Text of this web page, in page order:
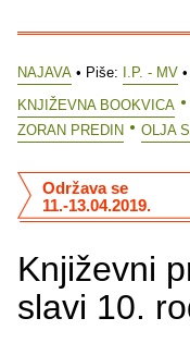
NAJAVA • Piše: I.P. - MV
KNJIŽEVNA BOOKVICA
ZORAN PREDIN
OLJA
Književni
slavi 10.
Održava se
11.-13.04.2019.